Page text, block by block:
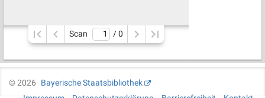
Scan / 0
©2026
Bayerische Staatsbibliothek